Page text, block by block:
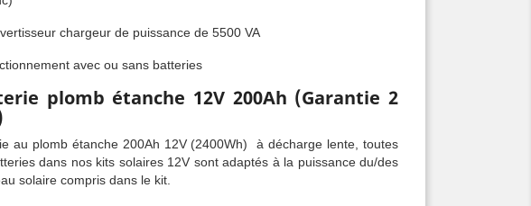
chargeur de puissance de 5500 VA
avec ou sans batteries
plomb étanche 12V 200Ah (Garantie 2
au plomb étanche 200Ah 12V (2400Wh) à décharge lente, toutes
dans nos kits solaires 12V sont adaptés à la puissance du/des
solaire compris dans le kit.